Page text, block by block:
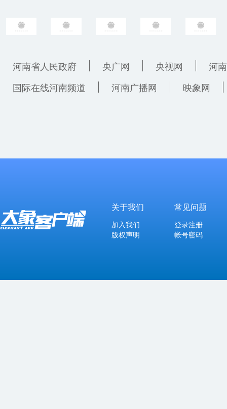
河南省人民政府 央广网 央视网
河
国际在线河南频道
河南广播网 映象网
关于我们
加入我们
版权声明
常见问题
登录注册
帐号密码